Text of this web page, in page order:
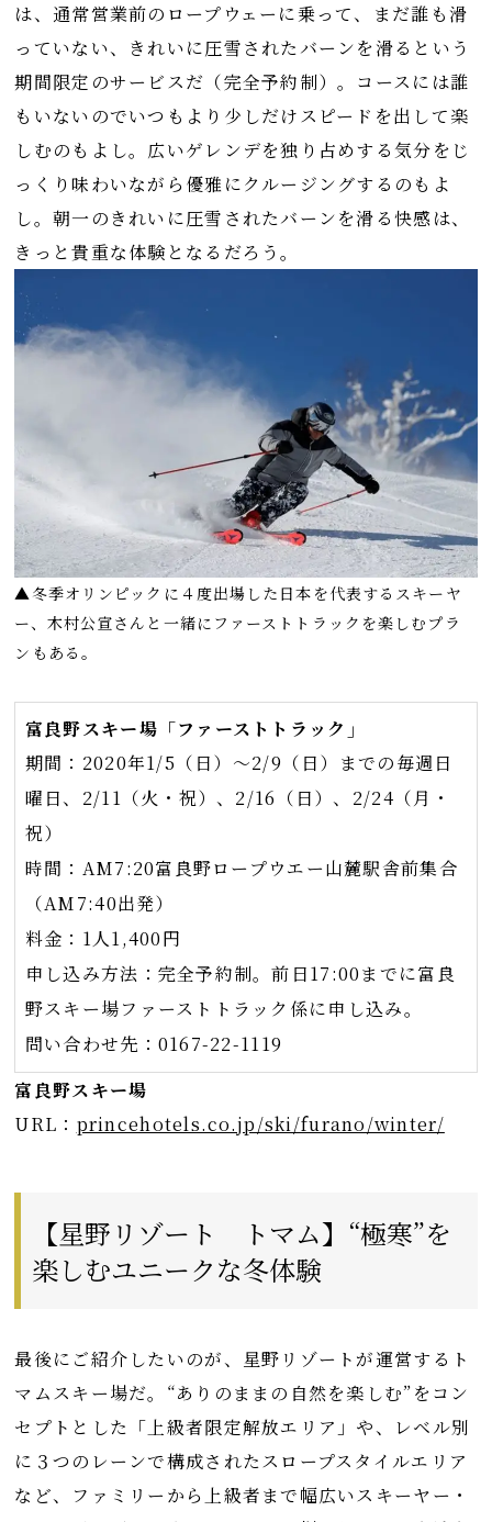
は、通常営業前のロープウェーに乗って、まだ誰も滑
っていない、きれいに圧雪されたバーンを滑るという
期間限定のサービスだ（完全予約制）。コースには誰
もいないのでいつもより少しだけスピードを出して楽
しむのもよし。広いゲレンデを独り占めする気分をじ
っくり味わいながら優雅にクルージングするのもよ
し。朝一のきれいに圧雪されたバーンを滑る快感は、
きっと貴重な体験となるだろう。
▲冬季オリンピックに４度出場した日本を代表するスキーヤ
ー、木村公宣さんと一緒にファーストトラックを楽しむプラ
ンもある。
富良野スキー場「ファーストトラック」
期間：2020年1/5（日）〜2/9（日）までの毎週日
曜日、2/11（火・祝）、2/16（日）、2/24（月・
祝）
時間：AM7:20富良野ロープウエー山麓駅舎前集合
（AM7:40出発）
料金：1人1,400円
申し込み方法：完全予約制。前日17:00までに富良
野スキー場ファーストトラック係に申し込み。
問い合わせ先：0167-22-1119
富良野スキー場
URL： princehotels.co.jp/ski/furano/winter/
【星野リゾート トマム】“極寒”を
楽しむユニークな冬体験
最後にご紹介したいのが、星野リゾートが運営するト
マムスキー場だ。“ありのままの自然を楽しむ”をコン
セプトとした「上級者限定解放エリア」や、レベル別
に３つのレーンで構成されたスロープスタイルエリア
など、ファミリーから上級者まで幅広いスキーヤー・